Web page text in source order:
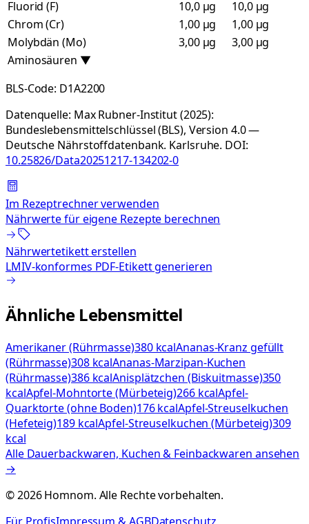
Fluorid (F)
10,0 µg
10,0 µg
Chrom (Cr)
1,00 µg
1,00 µg
Molybdän (Mo)
3,00 µg
3,00 µg
Aminosäuren ▼
BLS-Code: D1A2200
Datenquelle: Max Rubner-Institut (2025):
Bundeslebensmittelschlüssel (BLS), Version 4.0 —
Deutsche Nährstoffdatenbank. Karlsruhe. DOI:
10.25826/Data20251217-134202-0
Im Rezeptrechner verwenden
Nährwerte für eigene Rezepte berechnen
Nährwertetikett erstellen
LMIV-konformes PDF-Etikett generieren
Ähnliche Lebensmittel
Amerikaner (Rührmasse)380 kcalAnanas-Kranz gefüllt
(Rührmasse)308 kcalAnanas-Marzipan-Kuchen
(Rührmasse)386 kcalAnisplätzchen (Biskuitmasse)350
kcalApfel-Mohntorte (Mürbeteig)266 kcalApfel-
Quarktorte (ohne Boden)176 kcalApfel-Streuselkuchen
(Hefeteig)189 kcalApfel-Streuselkuchen (Mürbeteig)309
kcal
Alle Dauerbackwaren, Kuchen & Feinbackwaren ansehen
→
©2026Homnom. Alle Rechte vorbehalten.